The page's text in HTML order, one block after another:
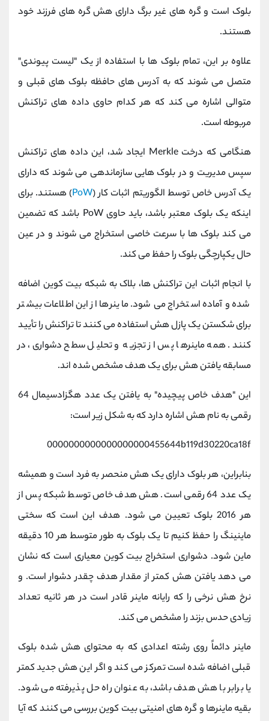
بلوک است و گره های غیر برگ دارای هش گره های فرزند خود
هستند.
علاوه بر این، تمام بلوک ها با استفاده از یک "لیست پیوندی"
متصل می شوند که به آدرس های حافظه بلوک های قبلی و
متوالی اشاره می کند که هر کدام حاوی داده های تراکنش
مربوطه است.
هنگامی که درخت Merkle ایجاد شد، این داده های تراکنش
سپس مدیریت و در بلوک هایی سازماندهی می شوند که دارای
یک آدرس خاص توسط الگوریتم اثبات کار (PoW) هستند. برای
اینکه یک بلوک معتبر باشد، باید حاوی PoW باشد که تضمین
می کند بلوک ها با سرعت خاصی استخراج می شوند و در عین
حال یکپارچگی بلوک را حفظ می کند.
با انجام اثبات این تراکنش ها، بلاک به شبکه بیت کوین اضافه
شده و آماده استخراج می شود. ماینرها از این اطلاعات بیشتر
برای شکستن یک پازل هش استفاده می کنند تا تراکنش را تأیید
کنند. همه ماینرها پس از تجزیه و تحلیل سطح دشواری، در
مسابقه یافتن هش برای یک هدف مشخص شده اند.
این "هدف خاص پیچیده" به یافتن یک عدد هگزادسیمال 64
رقمی به نام هش اشاره دارد که به شکل زیر است:
0000000000000000000455644b119d30220ca18f
بنابراین، هر بلوک دارای یک هش منحصر به فرد است و همیشه
یک عدد 64 رقمی است. هش هدف خاص توسط شبکه پس از
هر 2016 بلوک تعیین می شود. هدف این است که سختی
ماینینگ را حفظ کنیم تا یک بلوک به طور متوسط هر 10 دقیقه
ماین شود. دشواری استخراج بیت کوین معیاری است که نشان
می دهد یافتن هش کمتر از مقدار هدف چقدر دشوار است. و
نرخ هش نرخی را که رایانه ماینر قادر است در هر ثانیه تعداد
زیادی حدس بزند را مشخص می کند.
ماینر دائماً روی رشته اعدادی که به محتوای هش شده بلوک
قبلی اضافه شده است تمرکز می کند و اگر این هش جدید کمتر
یا برابر با هش هدف باشد، به عنوان راه حل پذیرفته می شود.
بقیه ماینرها و گره های امنیتی بیت کوین بررسی می کنند که آیا